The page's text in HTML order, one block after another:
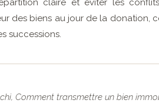
claire et éviter les
des biens au jour de la donation,
successions.
Comment transmettre un bien